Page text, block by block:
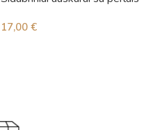
17,00 €